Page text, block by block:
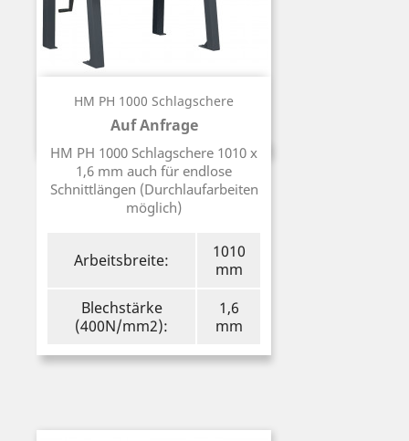
HM PH 1000 Schlagschere
Auf Anfrage
Preis
HM PH 1000 Schlagschere 1010 x
1,6 mm auch für endlose
Schnittlängen (Durchlaufarbeiten
möglich)
Arbeitsbreite:
1010
mm
Blechstärke
(400N/mm2):
1,6
mm